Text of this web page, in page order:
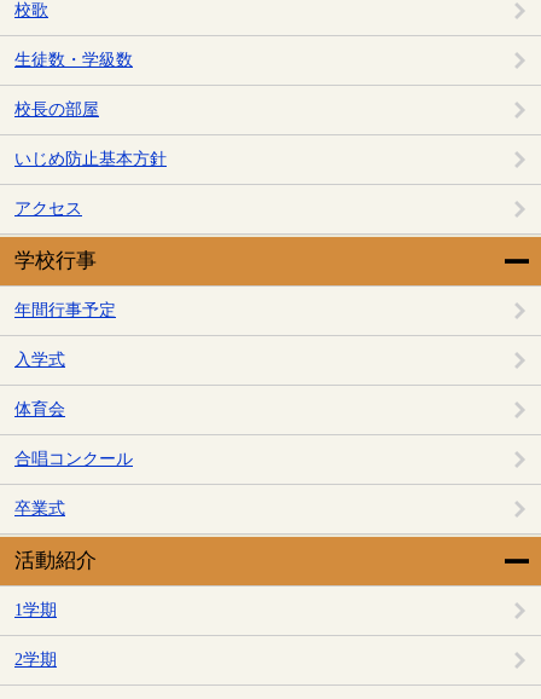
校歌
生徒数・学級数
校長の部屋
いじめ防止基本方針
アクセス
学校行事
年間行事予定
入学式
体育会
合唱コンクール
卒業式
活動紹介
1学期
2学期